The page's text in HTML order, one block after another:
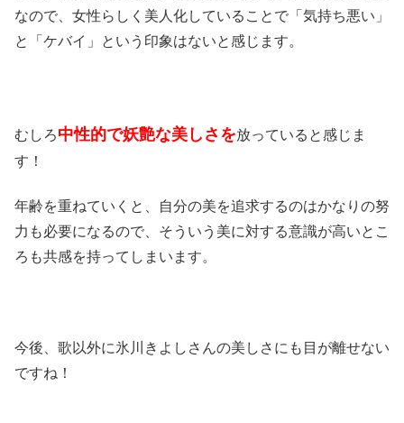
なので、女性らしく美人化していることで「気持ち悪い」
と「ケバイ」という印象はないと感じます。
むしろ中性的で妖艶な美しさを放っていると感じま
す！
年齢を重ねていくと、自分の美を追求するのはかなりの努
力も必要になるので、そういう美に対する意識が高いとこ
ろも共感を持ってしまいます。
今後、歌以外に氷川きよしさんの美しさにも目が離せない
ですね！